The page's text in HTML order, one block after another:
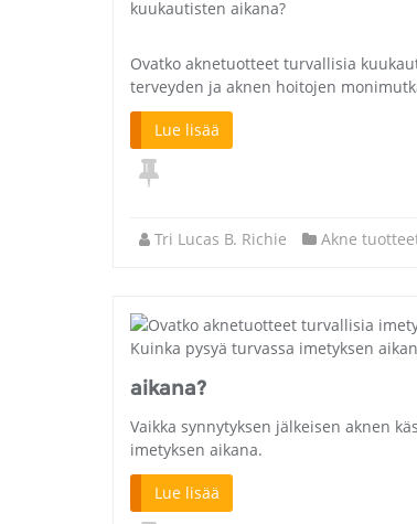
Ovatko aknetuotteet turvallisia
terveyden ja aknen hoitojen
Lue lisää
Tri Lucas B. Richie Akne
aikana?
Vaikka synnytyksen jälkeisen aknen
imetyksen aikana.
Lue lisää